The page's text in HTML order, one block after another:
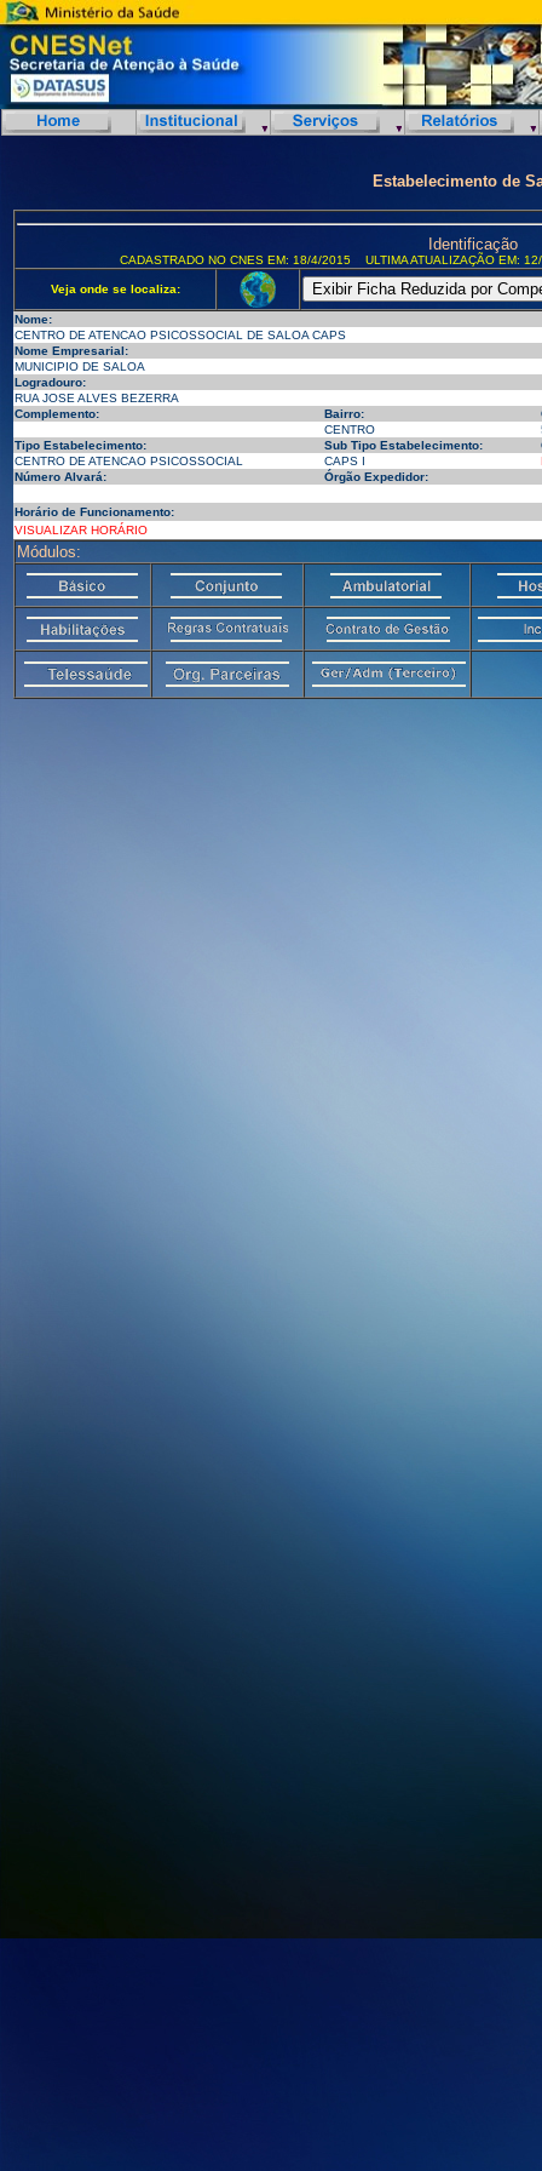
Estabelecimento de
Identificação
CADASTRADO NO CNES EM: 18/4/2015 ULTIMA ATUALIZAÇÃO EM:
Veja onde se localiza:
Nome:
CENTRO DE ATENCAO PSICOSSOCIAL DE SALOA CAPS
Nome Empresarial:
MUNICIPIO DE SALOA
Logradouro:
RUA JOSE ALVES BEZERRA
Complemento:
Bairro:
CENTRO
Tipo Estabelecimento:
Sub Tipo Estabelecimento:
CENTRO DE ATENCAO PSICOSSOCIAL
CAPS I
Número Alvará:
Órgão Expedidor:
Horário de Funcionamento:
VISUALIZAR HORÁRIO
Módulos: